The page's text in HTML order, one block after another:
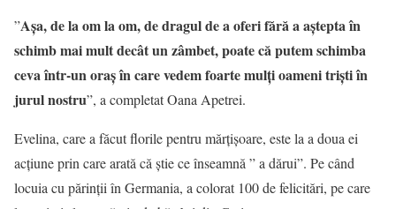
”Așa, de la om la om, de dragul de a oferi fără a aștepta în
schimb mai mult decât un zâmbet, poate că putem schimba
ceva într-un oraș în care vedem foarte mulți oameni triști în
jurul nostru”, a completat Oana Apetrei.
Evelina, care a făcut florile pentru mărțișoare, este la a doua ei
acțiune prin care arată că știe ce înseamnă ” a dărui”. Pe când
locuia cu părinții în Germania, a colorat 100 de felicitări, pe care